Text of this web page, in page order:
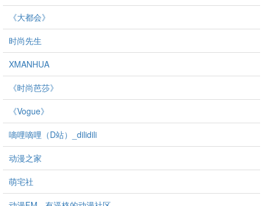
《大都会》
时尚先生
XMANHUA
《时尚芭莎》
《Vogue》
嘀哩嘀哩（D站）_dilidili
动漫之家
萌宅社